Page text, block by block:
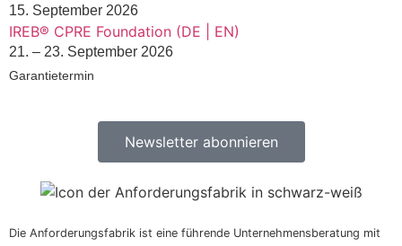
15. September 2026
IREB® CPRE Foundation (DE | EN)
21. – 23. September 2026
Garantietermin
Newsletter abonnieren
Die Anforderungsfabrik ist eine führende Unternehmensberatung mit